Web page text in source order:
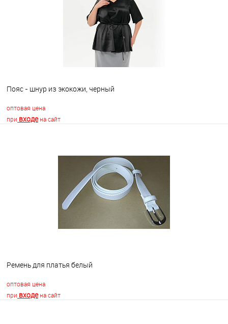
Пояс - шнур из экокожи, черный
оптовая цена
при входена сайт
Недоступно
Ремень для платья белый
оптовая цена
при входена сайт